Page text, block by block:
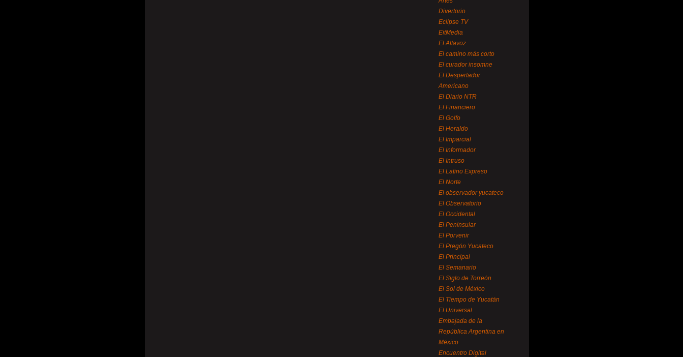
Divertorio
Eclipse TV
EitMedia
El Altavoz
El camino más corto
El curador insomne
El Despertador
Americano
El Diario NTR
El Financiero
El Golfo
El Heraldo
El Imparcial
El Informador
El Intruso
El Latino Expreso
El Norte
El observador yucateco
El Observatorio
El Occidental
El Peninsular
El Porvenir
El Pregón Yucateco
El Principal
El Semanario
El Siglo de Torreón
El Sol de México
El Tiempo de Yucatán
El Universal
Embajada de la
República Argentina en
México
Encuentro Digital